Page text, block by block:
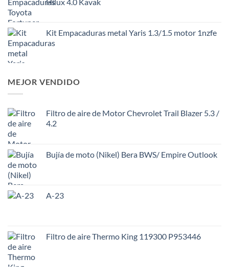
Kit Empacaduras metal Yaris 1.3/1.5 motor 1nzfe
MEJOR VENDIDO
Filtro de aire de Motor Chevrolet Trail Blazer 5.3 /
4.2
Bujía de moto (Nikel) Bera BWS/ Empire Outlook
A-23
Filtro de aire Thermo King 119300 P953446